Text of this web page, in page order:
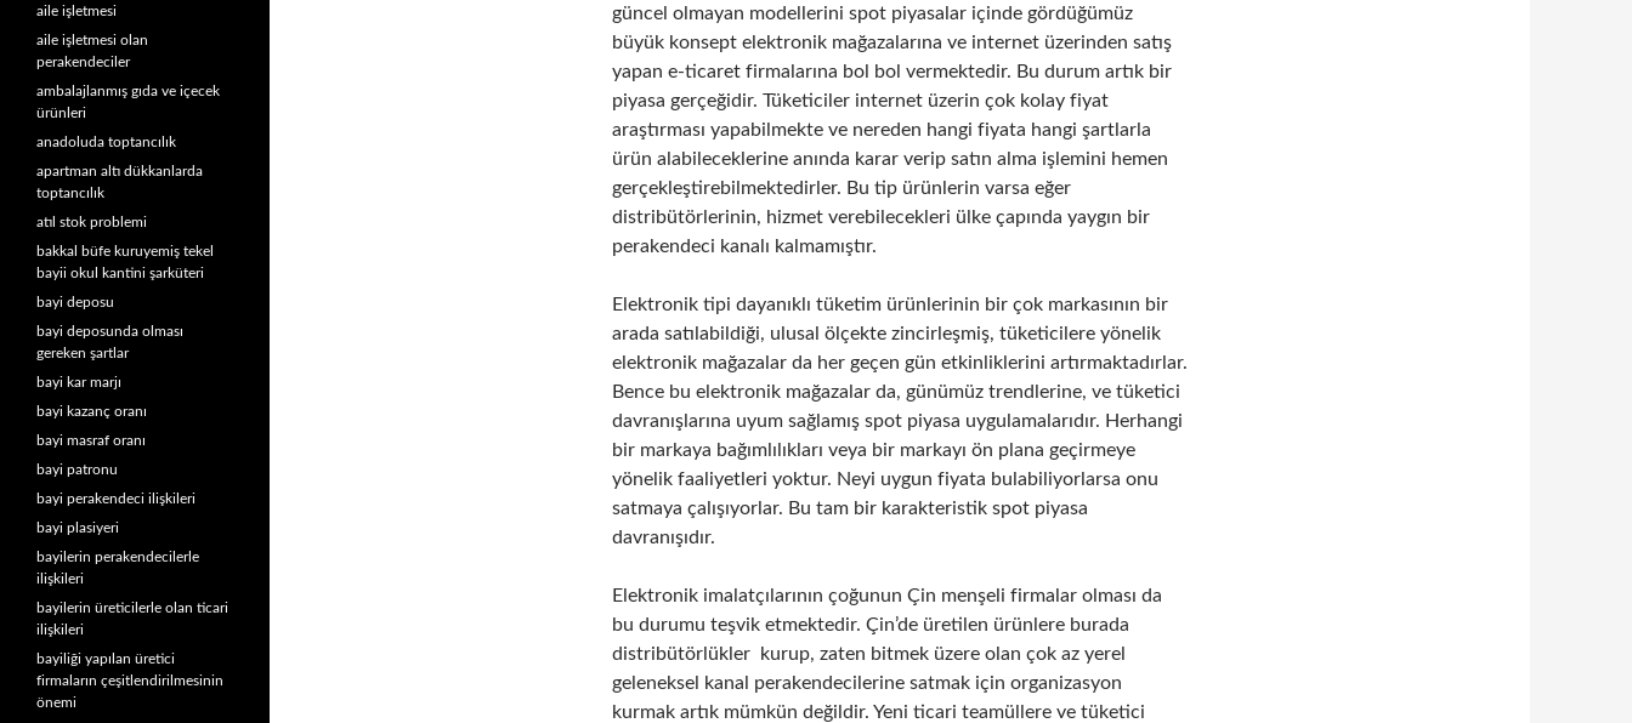
güncel olmayan modellerini spot piyasalar içinde gördüğümüz
büyük konsept elektronik mağazalarına ve internet üzerinden satış
yapan e-ticaret firmalarına bol bol vermektedir. Bu durum artık bir
piyasa gerçeğidir. Tüketiciler internet üzerin çok kolay fiyat
araştırması yapabilmekte ve nereden hangi fiyata hangi şartlarla
ürün alabileceklerine anında karar verip satın alma işlemini hemen
gerçekleştirebilmektedirler. Bu tip ürünlerin varsa eğer
distribütörlerinin, hizmet verebilecekleri ülke çapında yaygın bir
perakendeci kanalı kalmamıştır.
Elektronik tipi dayanıklı tüketim ürünlerinin bir çok markasının bir
arada satılabildiği, ulusal ölçekte zincirleşmiş, tüketicilere yönelik
elektronik mağazalar da her geçen gün etkinliklerini artırmaktadırlar.
Bence bu elektronik mağazalar da, günümüz trendlerine, ve tüketici
davranışlarına uyum sağlamış spot piyasa uygulamalarıdır. Herhangi
bir markaya bağımlılıkları veya bir markayı ön plana geçirmeye
yönelik faaliyetleri yoktur. Neyi uygun fiyata bulabiliyorlarsa onu
satmaya çalışıyorlar. Bu tam bir karakteristik spot piyasa
davranışıdır.
Elektronik imalatçılarının çoğunun Çin menşeli firmalar olması da
bu durumu teşvik etmektedir. Çin’de üretilen ürünlere burada
distribütörlükler kurup, zaten bitmek üzere olan çok az yerel
geleneksel kanal perakendecilerine satmak için organizasyon
kurmak artık mümkün değildir. Yeni ticari teamüllere ve tüketici
aile işletmesi
aile işletmesi olan
perakendeciler
ambalajlanmış gıda ve içecek
ürünleri
anadoluda toptancılık
apartman altı dükkanlarda
toptancılık
atıl stok problemi
bakkal büfe kuruyemiş tekel
bayii okul kantini şarküteri
bayi deposu
bayi deposunda olması
gereken şartlar
bayi kar marjı
bayi kazanç oranı
bayi masraf oranı
bayi patronu
bayi perakendeci ilişkileri
bayi plasiyeri
bayilerin perakendecilerle
ilişkileri
bayilerin üreticilerle olan ticari
ilişkileri
bayiliği yapılan üretici
firmaların çeşitlendirilmesinin
önemi